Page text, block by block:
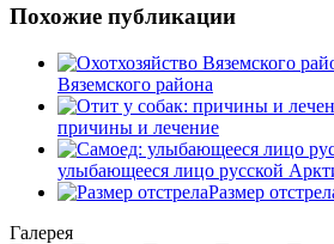
Похожие публикации
Вяземского района
причины и лечение
улыбающееся лицо русской
Размер
Галерея